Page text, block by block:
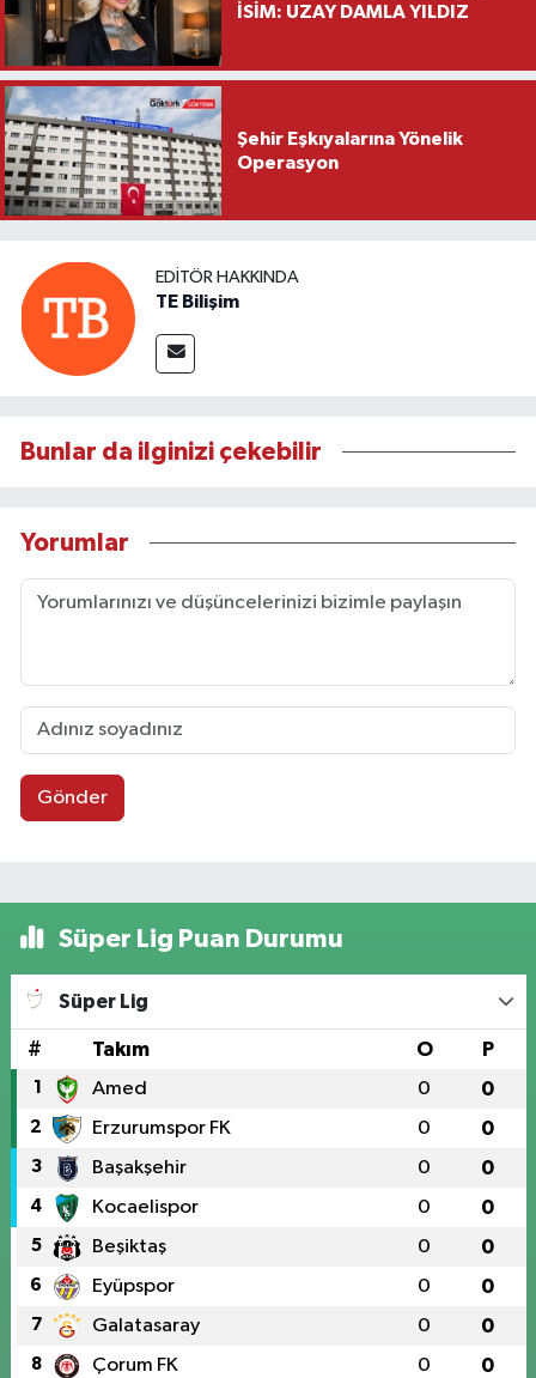
İSİM: UZAY DAMLA YILDIZ
Şehir Eşkıyalarına Yönelik
Operasyon
EDITÖR HAKKINDA
TE Bilişim
Bunlar da ilginizi çekebilir
Yorumlar
Gönder
Süper Lig Puan Durumu
Süper Lig
# Takım O P
1 Amed 0 0
2 Erzurumspor FK 0 0
3 Başakşehir 0 0
4 Kocaelispor 0 0
5 Beşiktaş 0 0
6 Eyüpspor 0 0
7 Galatasaray 0 0
8 Çorum FK 0 0